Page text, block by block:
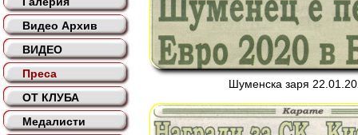
Видео Архив
ВИДЕО
Преса
ОТ КЛУБА
Медалисти
Шуменска заря